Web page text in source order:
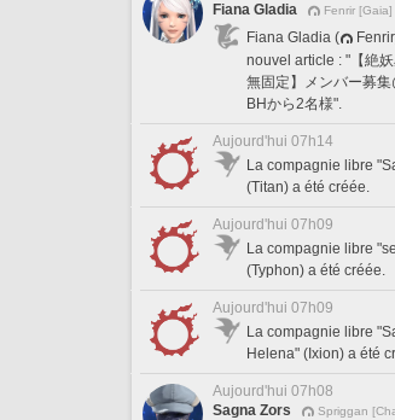
Fiana Gladia
Fenrir [Gaia]
Fiana Gladia (
nouvel article : "【絶
無固定】メンバー募集
BHから2名様".
Aujourd'hui 07h14
La compagnie libre
(Titan) a été créée.
Aujourd'hui 07h09
La compagnie libre
(Typhon) a été créée.
Aujourd'hui 07h09
La compagnie libre
Helena" (Ixion) a été
Aujourd'hui 07h08
Sagna Zors
Spriggan